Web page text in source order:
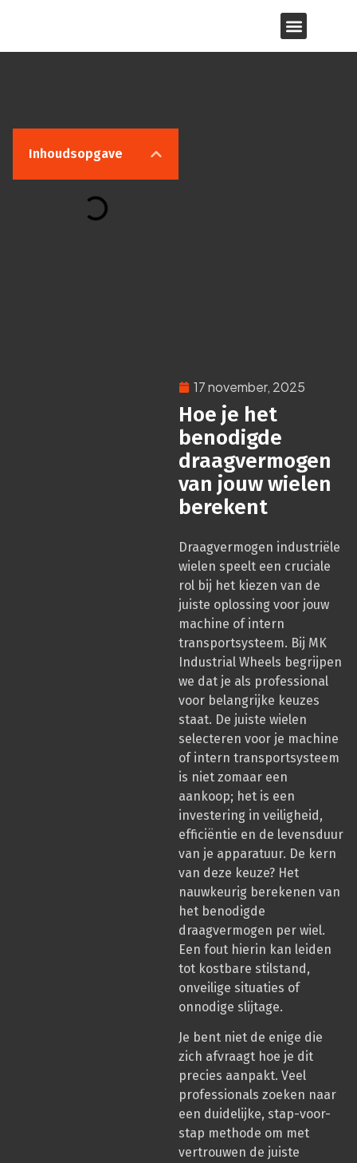
17 november, 2025
Hoe je het
benodigde
draagvermogen
van jouw wielen
berekent
Draagvermogen industriële
wielen speelt een cruciale
rol bij het kiezen van de
juiste oplossing voor jouw
machine of intern
transportsysteem. Bij MK
Industrial Wheels begrijpen
we dat je als professional
voor belangrijke keuzes
staat. De juiste wielen
selecteren voor je machine
of intern transportsysteem
is niet zomaar een
aankoop; het is een
investering in veiligheid,
efficiëntie en de levensduur
van je apparatuur. De kern
van deze keuze? Het
nauwkeurig berekenen van
het benodigde
draagvermogen per wiel.
Een fout hierin kan leiden
tot kostbare stilstand,
onveilige situaties of
onnodige slijtage.
Je bent niet de enige die
zich afvraagt hoe je dit
precies aanpakt. Veel
professionals zoeken naar
een duidelijke, stap-voor-
stap methode om met
vertrouwen de juiste
Inhoudsopgave